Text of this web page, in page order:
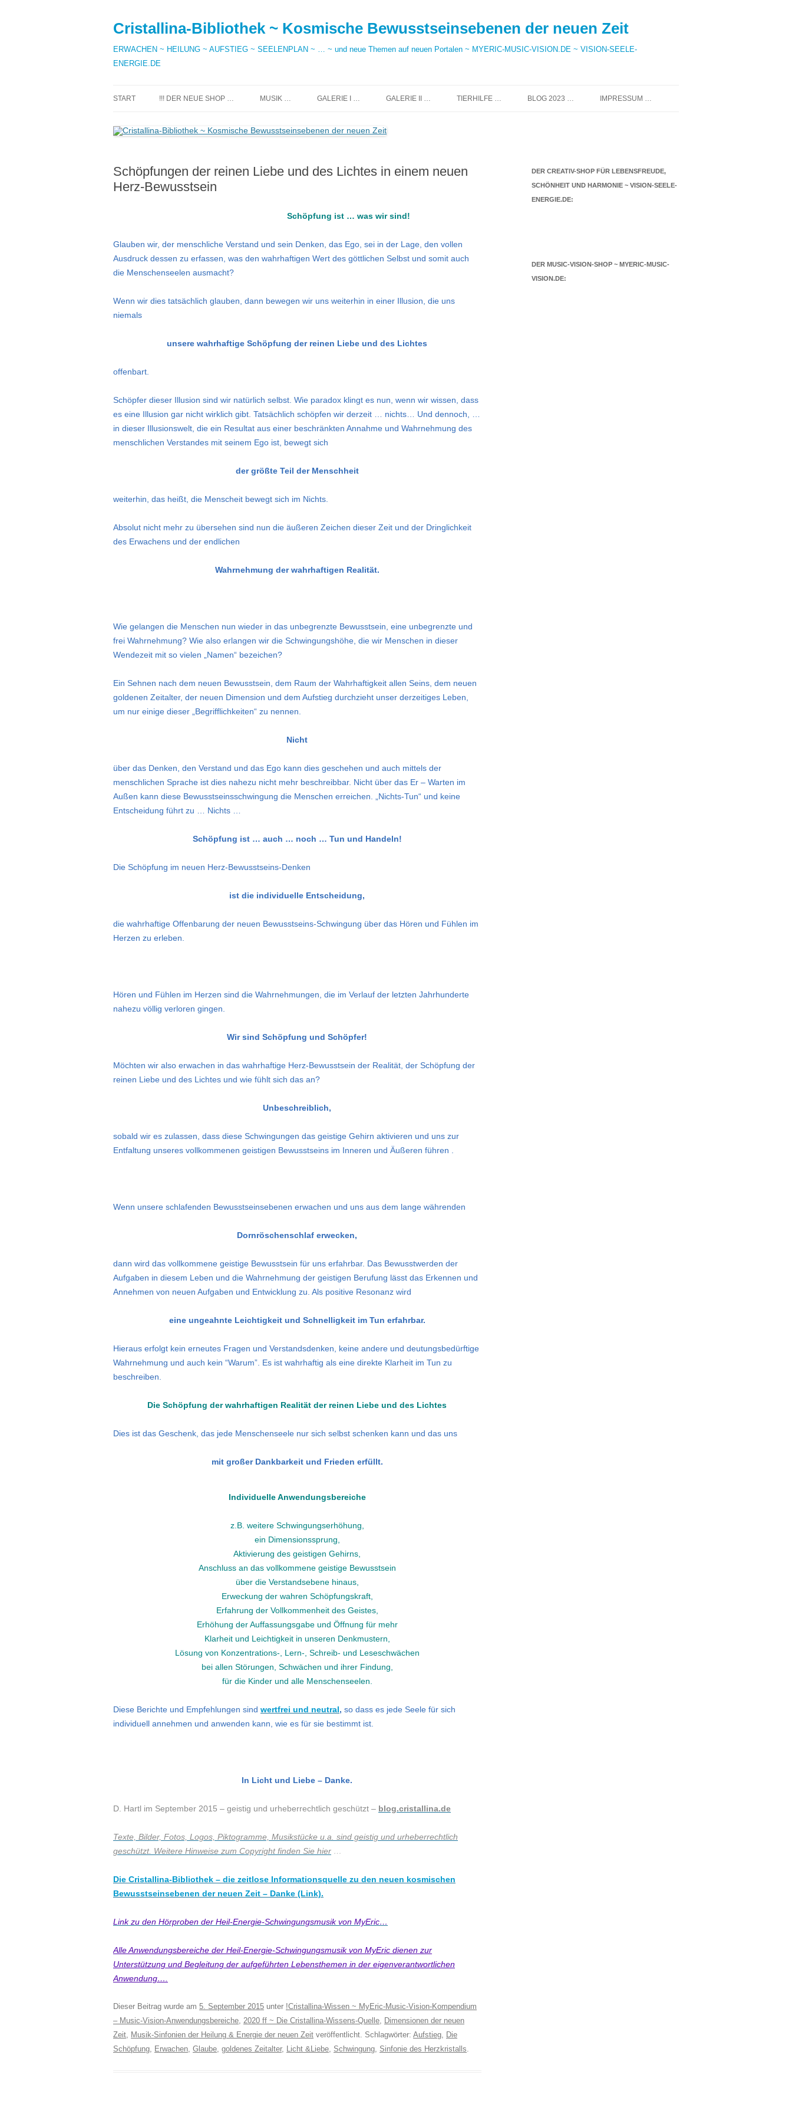
Cristallina-Bibliothek ~ Kosmische Bewusstseinsebenen der neuen Zeit
ERWACHEN ~ HEILUNG ~ AUFSTIEG ~ SEELENPLAN ~ … ~ und neue Themen auf neuen Portalen ~ MYERIC-MUSIC-VISION.DE ~ VISION-SEELE-
ENERGIE.DE
START !!! DER NEUE SHOP … MUSIK … GALERIE I … GALERIE II … TIERHILFE … BLOG 2023 … IMPRESSUM …
Schöpfungen der reinen Liebe und des Lichtes in einem neuen
Herz-Bewusstsein
Schöpfung ist … was wir sind!
Glauben wir, der menschliche Verstand und sein Denken, das Ego, sei in der Lage, den vollen
Ausdruck dessen zu erfassen, was den wahrhaftigen Wert des göttlichen Selbst und somit auch
die Menschenseelen ausmacht?
Wenn wir dies tatsächlich glauben, dann bewegen wir uns weiterhin in einer Illusion, die uns
niemals
unsere wahrhaftige Schöpfung der reinen Liebe und des Lichtes
offenbart.
Schöpfer dieser Illusion sind wir natürlich selbst. Wie paradox klingt es nun, wenn wir wissen, dass
es eine Illusion gar nicht wirklich gibt. Tatsächlich schöpfen wir derzeit … nichts… Und dennoch, …
in dieser Illusionswelt, die ein Resultat aus einer beschränkten Annahme und Wahrnehmung des
menschlichen Verstandes mit seinem Ego ist, bewegt sich
der größte Teil der Menschheit
weiterhin, das heißt, die Menscheit bewegt sich im Nichts.
Absolut nicht mehr zu übersehen sind nun die äußeren Zeichen dieser Zeit und der Dringlichkeit
des Erwachens und der endlichen
Wahrnehmung der wahrhaftigen Realität.
Wie gelangen die Menschen nun wieder in das unbegrenzte Bewusstsein, eine unbegrenzte und
frei Wahrnehmung? Wie also erlangen wir die Schwingungshöhe, die wir Menschen in dieser
Wendezeit mit so vielen „Namen“ bezeichen?
Ein Sehnen nach dem neuen Bewusstsein, dem Raum der Wahrhaftigkeit allen Seins, dem neuen
goldenen Zeitalter, der neuen Dimension und dem Aufstieg durchzieht unser derzeitiges Leben,
um nur einige dieser „Begrifflichkeiten“ zu nennen.
Nicht
über das Denken, den Verstand und das Ego kann dies geschehen und auch mittels der
menschlichen Sprache ist dies nahezu nicht mehr beschreibbar. Nicht über das Er – Warten im
Außen kann diese Bewusstseinsschwingung die Menschen erreichen. „Nichts-Tun“ und keine
Entscheidung führt zu … Nichts …
Schöpfung ist … auch … noch … Tun und Handeln!
Die Schöpfung im neuen Herz-Bewusstseins-Denken
ist die individuelle Entscheidung,
die wahrhaftige Offenbarung der neuen Bewusstseins-Schwingung über das Hören und Fühlen im
Herzen zu erleben.
Hören und Fühlen im Herzen sind die Wahrnehmungen, die im Verlauf der letzten Jahrhunderte
nahezu völlig verloren gingen.
Wir sind Schöpfung und Schöpfer!
Möchten wir also erwachen in das wahrhaftige Herz-Bewusstsein der Realität, der Schöpfung der
reinen Liebe und des Lichtes und wie fühlt sich das an?
Unbeschreiblich,
sobald wir es zulassen, dass diese Schwingungen das geistige Gehirn aktivieren und uns zur
Entfaltung unseres vollkommenen geistigen Bewusstseins im Inneren und Äußeren führen .
Wenn unsere schlafenden Bewusstseinsebenen erwachen und uns aus dem lange währenden
Dornröschenschlaf erwecken,
dann wird das vollkommene geistige Bewusstsein für uns erfahrbar. Das Bewusstwerden der
Aufgaben in diesem Leben und die Wahrnehmung der geistigen Berufung lässt das Erkennen und
Annehmen von neuen Aufgaben und Entwicklung zu. Als positive Resonanz wird
eine ungeahnte Leichtigkeit und Schnelligkeit im Tun erfahrbar.
Hieraus erfolgt kein erneutes Fragen und Verstandsdenken, keine andere und deutungsbedürftige
Wahrnehmung und auch kein “Warum”. Es ist wahrhaftig als eine direkte Klarheit im Tun zu
beschreiben.
Die Schöpfung der wahrhaftigen Realität der reinen Liebe und des Lichtes
Dies ist das Geschenk, das jede Menschenseele nur sich selbst schenken kann und das uns
mit großer Dankbarkeit und Frieden erfüllt.
Individuelle Anwendungsbereiche
z.B. weitere Schwingungserhöhung,
ein Dimensionssprung,
Aktivierung des geistigen Gehirns,
Anschluss an das vollkommene geistige Bewusstsein
über die Verstandsebene hinaus,
Erweckung der wahren Schöpfungskraft,
Erfahrung der Vollkommenheit des Geistes,
Erhöhung der Auffassungsgabe und Öffnung für mehr
Klarheit und Leichtigkeit in unseren Denkmustern,
Lösung von Konzentrations-, Lern-, Schreib- und Leseschwächen
bei allen Störungen, Schwächen und ihrer Findung,
für die Kinder und alle Menschenseelen.
Diese Berichte und Empfehlungen sind wertfrei und neutral, so dass es jede Seele für sich
individuell annehmen und anwenden kann, wie es für sie bestimmt ist.
In Licht und Liebe – Danke.
D. Hartl im September 2015 – geistig und urheberrechtlich geschützt – blog.cristallina.de
Texte, Bilder, Fotos, Logos, Piktogramme, Musikstücke u.a. sind geistig und urheberrechtlich
geschützt. Weitere Hinweise zum Copyright finden Sie hier …
Die Cristallina-Bibliothek – die zeitlose Informationsquelle zu den neuen kosmischen
Bewusstseinsebenen der neuen Zeit – Danke (Link).
Link zu den Hörproben der Heil-Energie-Schwingungsmusik von MyEric…
Alle Anwendungsbereiche der Heil-Energie-Schwingungsmusik von MyEric dienen zur
Unterstützung und Begleitung der aufgeführten Lebensthemen in der eigenverantwortlichen
Anwendung….
Dieser Beitrag wurde am 5. September 2015 unter !Cristallina-Wissen ~ MyEric-Music-Vision-Kompendium
– Music-Vision-Anwendungsbereiche, 2020 ff ~ Die Cristallina-Wissens-Quelle, Dimensionen der neuen
Zeit, Musik-Sinfonien der Heilung & Energie der neuen Zeit veröffentlicht. Schlagwörter: Aufstieg, Die
Schöpfung, Erwachen, Glaube, goldenes Zeitalter, Licht &Liebe, Schwingung, Sinfonie des Herzkristalls.
DER CREATIV-SHOP FÜR LEBENSFREUDE,
SCHÖNHEIT UND HARMONIE ~ VISION-SEELE-
ENERGIE.DE:
DER MUSIC-VISION-SHOP ~ MYERIC-MUSIC-
VISION.DE: